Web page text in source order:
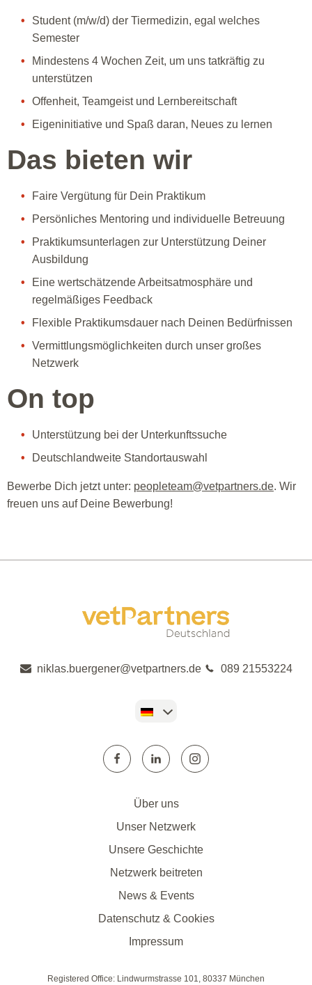
Student (m/w/d) der Tiermedizin, egal welches
Semester
Mindestens 4 Wochen Zeit, um uns tatkräftig zu
unterstützen
Offenheit, Teamgeist und Lernbereitschaft
Eigeninitiative und Spaß daran, Neues zu lernen
Das bieten wir
Faire Vergütung für Dein Praktikum
Persönliches Mentoring und individuelle Betreuung
Praktikumsunterlagen zur Unterstützung Deiner
Ausbildung
Eine wertschätzende Arbeitsatmosphäre und
regelmäßiges Feedback
Flexible Praktikumsdauer nach Deinen Bedürfnissen
Vermittlungsmöglichkeiten durch unser großes
Netzwerk
On top
Unterstützung bei der Unterkunftssuche
Deutschlandweite Standortauswahl
Bewerbe Dich jetzt unter: peopleteam@vetpartners.de. Wir
freuen uns auf Deine Bewerbung!
niklas.buergener@vetpartners.de 089 21553224
Über uns
Unser Netzwerk
Unsere Geschichte
Netzwerk beitreten
News & Events
Datenschutz & Cookies
Impressum
Registered Office: Lindwurmstrasse 101, 80337 München